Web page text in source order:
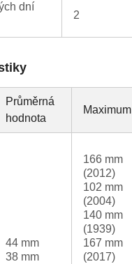
dní
2
Průměrná
hodnota
Maximum
44 mm
38 mm
166 mm
(2012)
102 mm
(2004)
140 mm
(1939)
167 mm
(2017)